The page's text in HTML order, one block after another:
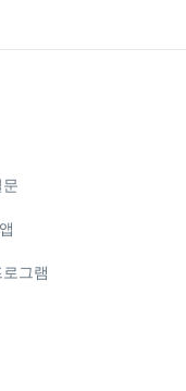
그램